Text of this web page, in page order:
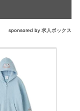
sponsored by 求人ボックス